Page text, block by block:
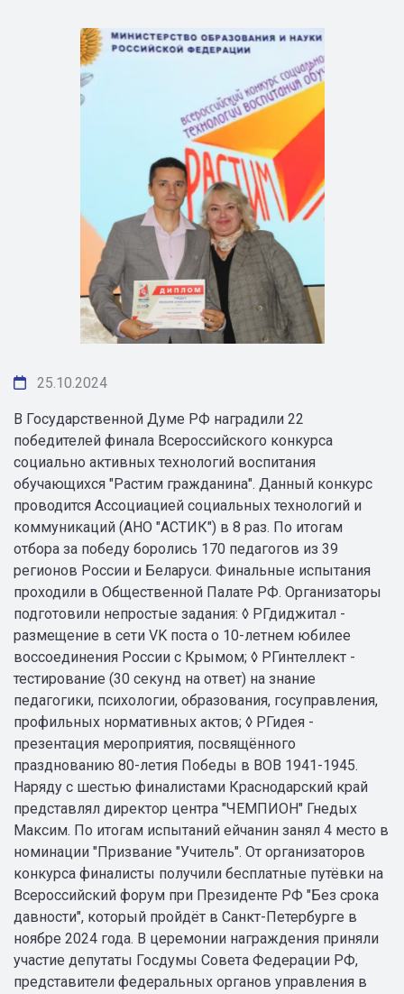
25.10.2024
В Государственной Думе РФ наградили 22
победителей финала Всероссийского конкурса
социально активных технологий воспитания
обучающихся "Растим гражданина". Данный конкурс
проводится Ассоциацией социальных технологий и
коммуникаций (АНО "АСТИК") в 8 раз. По итогам
отбора за победу боролись 170 педагогов из 39
регионов России и Беларуси. Финальные испытания
проходили в Общественной Палате РФ. Организаторы
подготовили непростые задания: ◊ РГдиджитал -
размещение в сети VK поста о 10-летнем юбилее
воссоединения России с Крымом; ◊ РГинтеллект -
тестирование (30 секунд на ответ) на знание
педагогики, психологии, образования, госуправления,
профильных нормативных актов; ◊ РГидея -
презентация мероприятия, посвящённого
празднованию 80-летия Победы в ВОВ 1941-1945.
Наряду с шестью финалистами Краснодарский край
представлял директор центра "ЧЕМПИОН" Гнедых
Максим. По итогам испытаний ейчанин занял 4 место в
номинации "Призвание "Учитель". От организаторов
конкурса финалисты получили бесплатные путёвки на
Всероссийский форум при Президенте РФ "Без срока
давности", который пройдёт в Санкт-Петербурге в
ноябре 2024 года. В церемонии награждения приняли
участие депутаты Госдумы Совета Федерации РФ,
представители федеральных органов управления в